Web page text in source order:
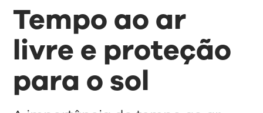
Tempo ao ar
livre e proteção
para o sol